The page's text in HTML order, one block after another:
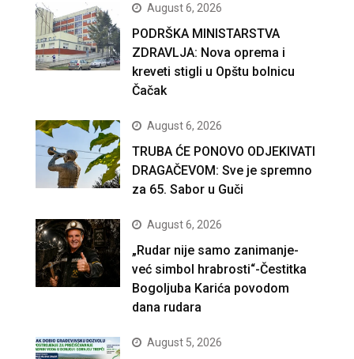
August 6, 2026
PODRŠKA MINISTARSTVA
ZDRAVLJA: Nova oprema i
kreveti stigli u Opštu bolnicu
Čačak
August 6, 2026
TRUBA ĆE PONOVO ODJEKIVATI
DRAGAČEVOM: Sve je spremno
za 65. Sabor u Guči
August 6, 2026
„Rudar nije samo zanimanje-
već simbol hrabrosti“-Čestitka
Bogoljuba Karića povodom
dana rudara
August 5, 2026